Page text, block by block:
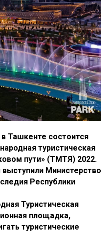
Ташкенте состоится
туристическая
пути» (ТМТЯ) 2022.
Министерство
Республики
Туристическая
площадка,
туристические